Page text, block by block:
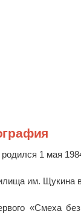
1 мая
им. Щукина
«Смеха